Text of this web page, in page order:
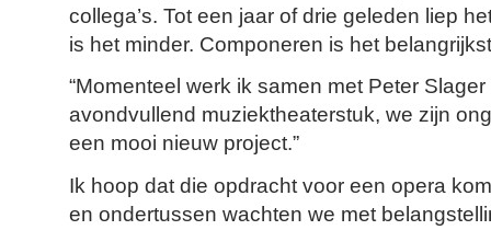
collega’s. Tot een jaar of drie geleden liep
is het minder. Componeren is het
“Momenteel werk ik samen met Peter
avondvullend muziektheaterstuk, we zijn
een mooi nieuw project.”
Ik hoop dat die opdracht voor een opera
en ondertussen wachten we met